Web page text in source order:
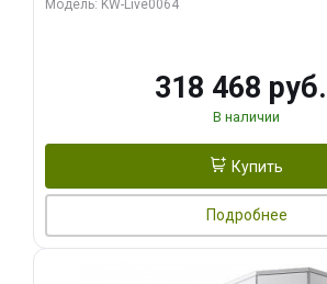
Модель: KW-Live0064
318 468 руб.
В наличии
Купить
Подробнее